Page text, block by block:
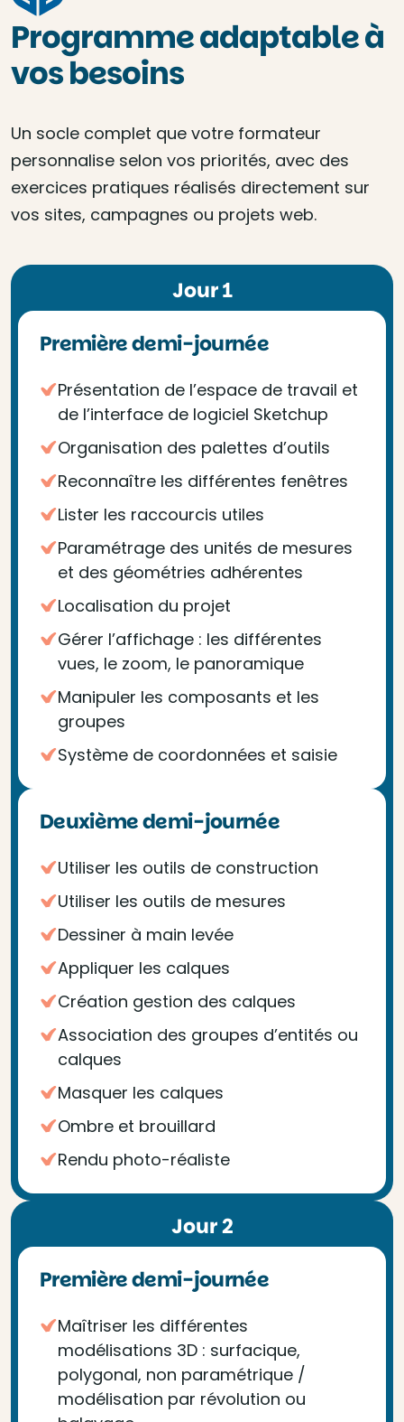
Programme adaptable à
vos besoins
Un socle complet que votre formateur
personnalise selon vos priorités, avec des
exercices pratiques réalisés directement sur
vos sites, campagnes ou projets web.
Jour 1
Première demi-journée
Présentation de l’espace de travail et
de l’interface de logiciel Sketchup
Organisation des palettes d’outils
Reconnaître les différentes fenêtres
Lister les raccourcis utiles
Paramétrage des unités de mesures
et des géométries adhérentes
Localisation du projet
Gérer l’affichage : les différentes
vues, le zoom, le panoramique
Manipuler les composants et les
groupes
Système de coordonnées et saisie
Deuxième demi-journée
Utiliser les outils de construction
Utiliser les outils de mesures
Dessiner à main levée
Appliquer les calques
Création gestion des calques
Association des groupes d’entités ou
calques
Masquer les calques
Ombre et brouillard
Rendu photo-réaliste
Jour 2
Première demi-journée
Maîtriser les différentes
modélisations 3D : surfacique,
polygonal, non paramétrique /
modélisation par révolution ou